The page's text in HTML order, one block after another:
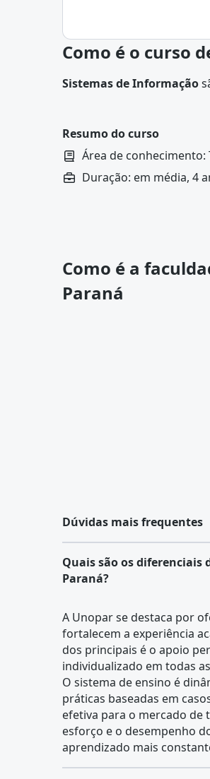
Como é o curso
Sistemas de Informação
Resumo do curso
Área de
Duração: em média, 4
Como é a
Paraná
Dúvidas mais frequentes
Quais são os diferenciais
Paraná?
A Unopar se destaca por
fortalecem a experiência
dos principais é o apoio
individualizado em todas
O sistema de ensino é
práticas baseadas em
efetiva para o mercado de
esforço e o desempenho
aprendizado mais